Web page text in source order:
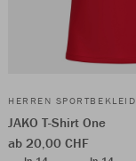
HERREN
JAKO T-Shirt One
ab 20,00 CHF